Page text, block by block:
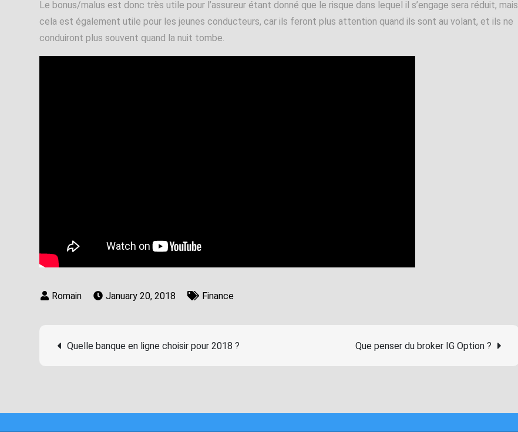
Le bonus/malus est donc très utile pour l’assureur étant donné que le risque dans lequel il s’engage sera réduit, mais
cela est également utile pour les jeunes conducteurs, car ils feront plus attention quand ils sont au volant, et ils ne
conduiront plus souvent quand la nuit tombe.
January 20, 2018 Finance
Post
Quelle banque en ligne choisir pour 2018 ? Que penser du broker IG Option ?